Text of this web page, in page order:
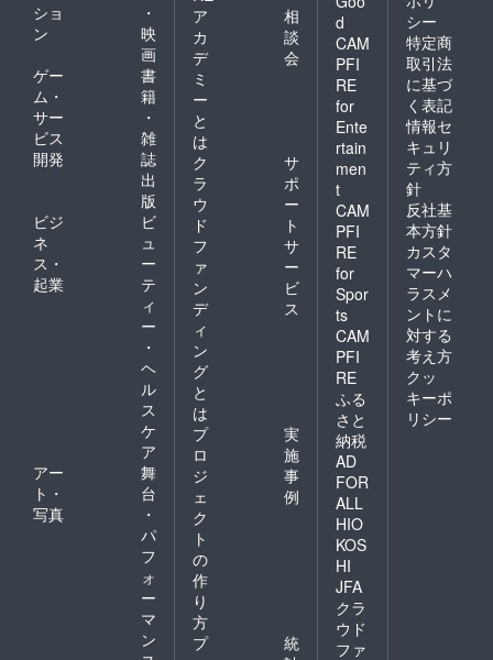
ショ
ン
・
映
画
ゲー
ム・
サー
ビス
開発
書
籍
・
雑
誌
出
版
ビジ
ネ
ス・
起業
ビ
ュ
ー
テ
ィ
ー
・
ヘ
ル
ス
ケ
ア
アー
ト・
写真
舞
台
・
パ
フ
ォ
ー
マ
ン
ア
カ
デ
ミ
ー
と
は
相
談
会
ク
ラ
ウ
ド
フ
ァ
ン
デ
ィ
ン
グ
と
は
サ
ポ
ー
ト
サ
ー
ビ
ス
プ
ロ
ジ
ェ
ク
ト
の
作
り
方
実
施
事
例
プ
統
d
CAM
PFI
RE
for
Ente
rtain
men
t
CAM
PFI
RE
for
Spor
ts
CAM
PFI
RE
ふる
さと
納税
AD
FOR
ALL
HIO
KOS
HI
JFA
クラ
ウド
ファ
シー
特定商
取引法
に基づ
く表記
情報セ
キュリ
ティ方
針
反社基
本方針
カスタ
マーハ
ラスメ
ントに
対する
考え方
クッ
キーポ
リシー